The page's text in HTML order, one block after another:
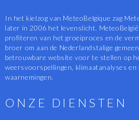
In het kielzog van MeteoBelgique zag
later in 2006 het levenslicht.
profiteren van het groeiproces en de
broer om aan de Nederlandstalige
betrouwbare website voor te stellen op
weersvoorspellingen, klimaatanalyses en
waarnemingen.
ONZE DIENSTEN